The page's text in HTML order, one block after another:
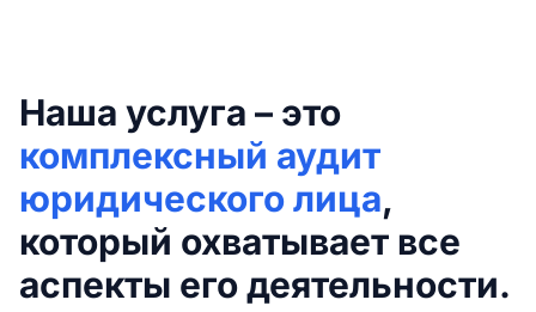
Наша услуга – это
комплексный аудит
юридического лица,
который охватывает все
аспекты его деятельности.